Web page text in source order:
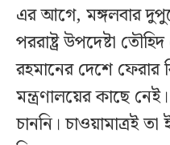
এর আগে, মঙ্গলবার
পররাষ্ট্র উপদেষ্টা
রহমানের দেশে ফেরার
মন্ত্রণালয়ের কাছে
চাননি। চাওয়ামাত্রই